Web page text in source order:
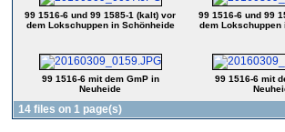
99 1516-6 und 99 1585-1 (kalt) vor
dem Lokschuppen in Schönheide
99 1516-6 und 99
dem Lokschuppen
99 1516-6 mit dem GmP in
Neuheide
99 1516-6 mit
14 files on 1 page(s)